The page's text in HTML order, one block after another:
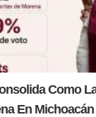
Como
En Michoacán